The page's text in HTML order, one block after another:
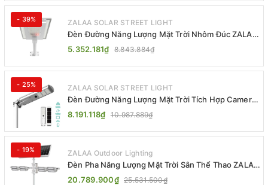
- 39% ZALAA SOLAR STREET LIGHT
Đèn Đường Năng Lượng Mặt Trời Nhôm Đúc ZALAA
ZL-BWH Cao Cấp IP65
5.352.181₫ 8.843.884₫
- 25% ZALAA SOLAR STREET LIGHT
Đèn Đường Năng Lượng Mặt Trời Tích Hợp Camera
ZALAA ZL-BJ04-CCTV (80W, IP65)
8.191.118₫ 10.987.889₫
- 19% ZALAA Outdoor Lighting
Đèn Pha Năng Lượng Mặt Trời Sân Thể Thao ZALAA
Jsc Chống Nước IP65 Cao Cấp
20.789.900₫ 25.531.500₫